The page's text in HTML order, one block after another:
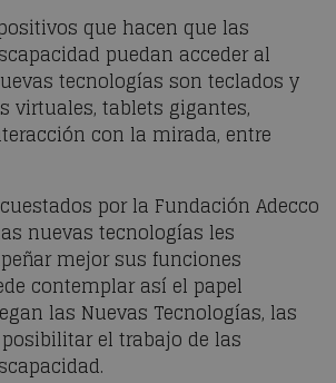
que hacen que las
puedan acceder al
tecnologías son teclados y
virtuales, tablets gigantes,
con la mirada, entre
por la Fundación Adecco
nuevas tecnologías les
mejor sus funciones
contemplar así el papel
las Nuevas Tecnologías, las
posibilitar el trabajo de las